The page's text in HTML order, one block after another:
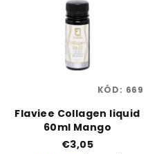
voFlaviee Collagen liquid
60ml Mango
€3,05
KÓD: 669